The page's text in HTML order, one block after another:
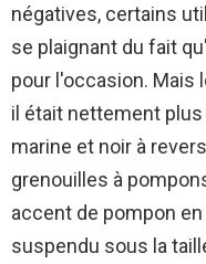
négatives, certains
se plaignant du fait
pour l'occasion. Mais
il était nettement
marine et noir à
grenouilles à
accent de pompon
suspendu sous la